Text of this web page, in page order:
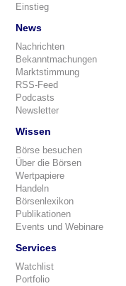
Einstieg
News
Nachrichten
Bekanntmachungen
Marktstimmung
RSS-Feed
Podcasts
Newsletter
Wissen
Börse besuchen
Über die Börsen
Wertpapiere
Handeln
Börsenlexikon
Publikationen
Events und Webinare
Services
Watchlist
Portfolio